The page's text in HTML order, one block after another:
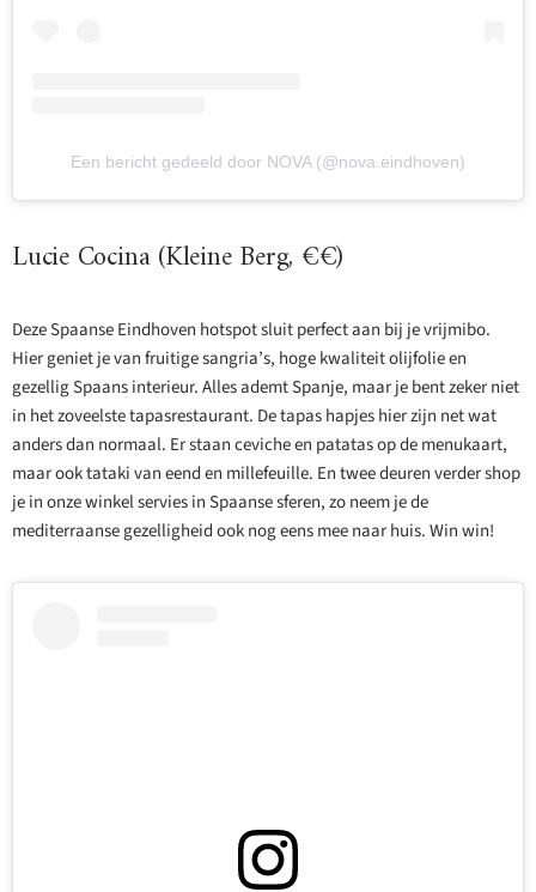
Een bericht gedeeld door NOVA (@nova.eindhoven)
Lucie Cocina (Kleine Berg, €€)
Deze Spaanse Eindhoven hotspot sluit perfect aan bij je vrijmibo.
Hier geniet je van fruitige sangria’s, hoge kwaliteit olijfolie en
gezellig Spaans interieur. Alles ademt Spanje, maar je bent zeker niet
in het zoveelste tapasrestaurant. De tapas hapjes hier zijn net wat
anders dan normaal. Er staan ceviche en patatas op de menukaart,
maar ook tataki van eend en millefeuille. En twee deuren verder shop
je in onze winkel servies in Spaanse sferen, zo neem je de
mediterraanse gezelligheid ook nog eens mee naar huis. Win win!